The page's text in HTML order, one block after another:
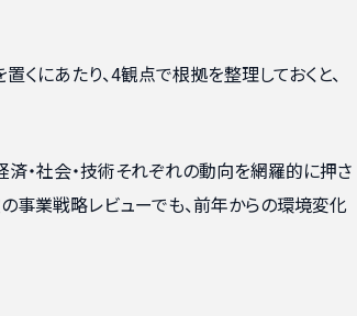
にあたり、4観点で根拠を整理しておくと、
・社会・技術それぞれの動向を網羅的に押さ
事業戦略レビューでも、前年からの環境変化